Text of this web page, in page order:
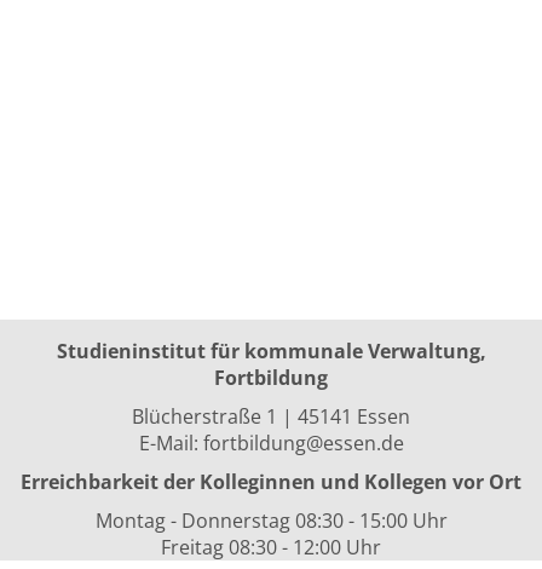
Studieninstitut für kommunale Verwaltung,
Fortbildung
Blücherstraße 1 | 45141 Essen
E-Mail: fortbildung@essen.de
Erreichbarkeit der Kolleginnen und Kollegen vor Ort
Montag - Donnerstag 08:30 - 15:00 Uhr
Freitag 08:30 - 12:00 Uhr